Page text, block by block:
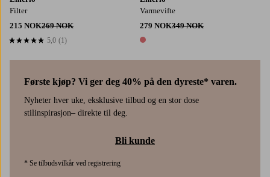
Filter
215 NOK269 NOK
5,0 basert på 1 karaktergivninger
5,0 (1)
Varmevifte
279 NOK349 NOK
1 farge
Første kjøp? Vi ger deg 40% på den dyreste* varen.
Nyheter hver uke, eksklusive tilbud og en stor dose
stilinspirasjon– direkte til deg.
Bli kunde
* Se tilbudsvilkår ved registrering